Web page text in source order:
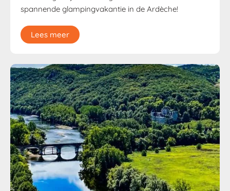
spannende glampingvakantie in de Ardèche!
Lees meer